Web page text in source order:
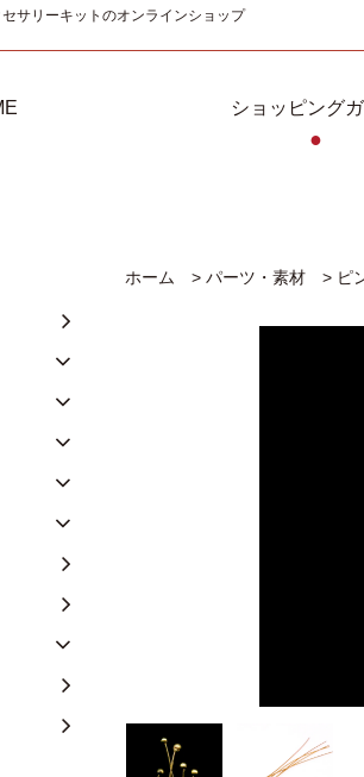
サリーキットのオンラインショップ
ショッピング
●
ホーム > パーツ・素材 > ピ